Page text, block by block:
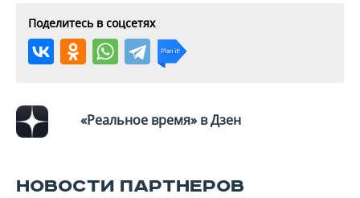
Поделитесь в соцсетях
«Реальное время» в Дзен
НОВОСТИ ПАРТНЕРОВ